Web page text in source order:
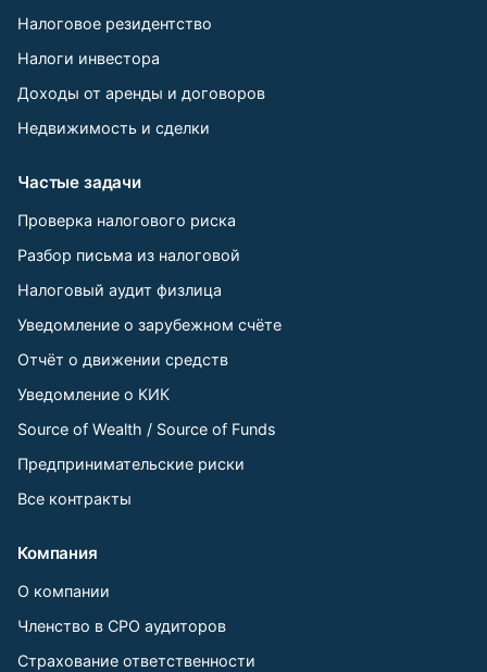
Налоговое резидентство
Налоги инвестора
Доходы от аренды и договоров
Недвижимость и сделки
Частые задачи
Проверка налогового риска
Разбор письма из налоговой
Налоговый аудит физлица
Уведомление о зарубежном счёте
Отчёт о движении средств
Уведомление о КИК
Source of Wealth / Source of Funds
Предпринимательские риски
Все контракты
Компания
О компании
Членство в СРО аудиторов
Страхование ответственности